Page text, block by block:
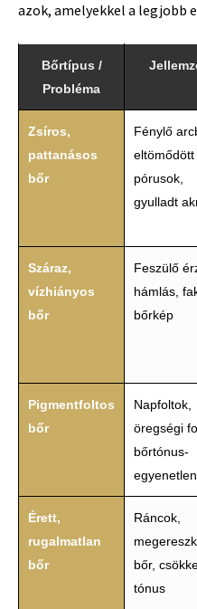
azok, amelyekkel a legjobb
Bőrtípus /
Probléma
Zsíros,
pattanásos
bőr
Fénylő
eltömődött
pórusok,
gyulladt
Száraz,
vízhiányos
bőr
Feszülő
hámlás,
bőrkép
Pigmentfoltos
bőr
Napfoltok,
öregségi
bőrtónus-
Érett,
rugalmatlan
bőr
Ráncok,
bőr,
tónus